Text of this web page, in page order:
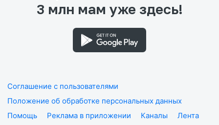
3 млн мам уже здесь!
Соглашение с пользователями
Положение об обработке персональных данных
Помощь
Реклама в приложении Каналы
Лента